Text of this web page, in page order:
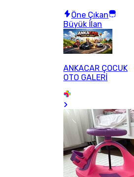
Öne Çıkan
Büyük İlan
ANKACAR ÇOCUK
OTO GALERİ